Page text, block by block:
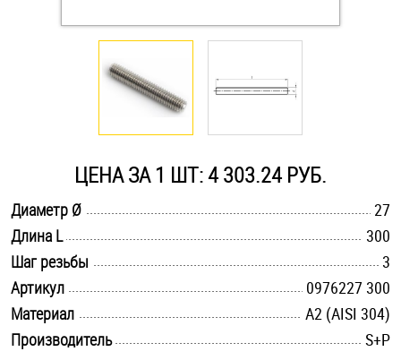
Крюки, кольца с шурупной резьбой
Оснастка и аксессуары для яхт
Саморезы и шурупы
Стопорные кольца
Такелаж
Хомуты
ЦЕНА ЗА 1 ШТ: 4 303.24 РУБ.
Диаметр Ø
27
Длина L
300
Шаг резьбы
3
Артикул
0976227 300
Материал
А2 (AISI 304)
Производитель
S+P